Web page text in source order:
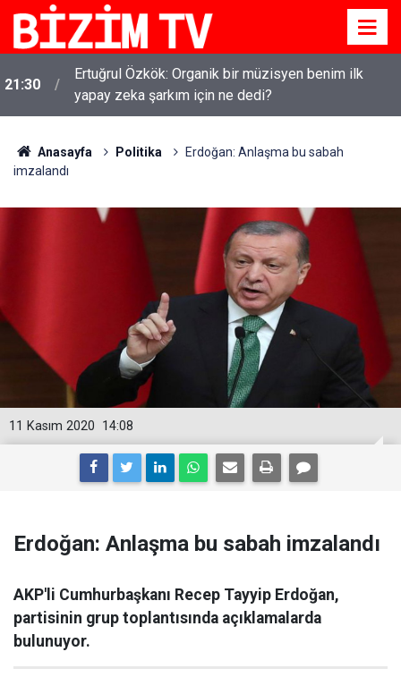
21:30
Ertuğrul Özkök: Organik bir müzisyen benim ilk
yapay zeka şarkım için ne dedi?
Anasayfa Politika
Erdoğan: Anlaşma bu sabah
imzalandı
14:08
11 Kasım 2020
Erdoğan: Anlaşma bu sabah imzalandı
AKP'li Cumhurbaşkanı Recep Tayyip Erdoğan,
partisinin grup toplantısında açıklamalarda
bulunuyor.